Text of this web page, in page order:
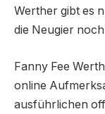
Werther gibt es
die Neugier
Fanny Fee
online
ausführlichen